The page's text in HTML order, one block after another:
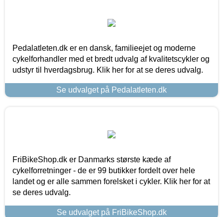
Pedalatleten.dk er en dansk, familieejet og moderne
cykelforhandler med et bredt udvalg af kvalitetscykler og
udstyr til hverdagsbrug. Klik her for at se deres udvalg.
Se udvalget på Pedalatleten.dk
FriBikeShop.dk er Danmarks største kæde af
cykelforretninger - de er 99 butikker fordelt over hele
landet og er alle sammen forelsket i cykler. Klik her for at
se deres udvalg.
Se udvalget på FriBikeShop.dk